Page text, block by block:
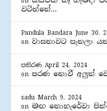
වටින්නේ…
Pandula Bandara June 30,
on වාසනාවට පැනලා
පතිරණ April 24, 2024
on පරණ නොවී අලුත්
sadu March 9, 2024
on මඟ නොහැරේවා